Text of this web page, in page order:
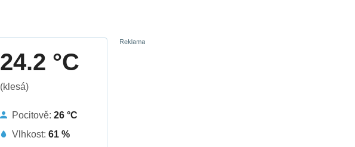
24.2 °C
(klesá)
Pocitově:26 °C
Vlhkost:61 %